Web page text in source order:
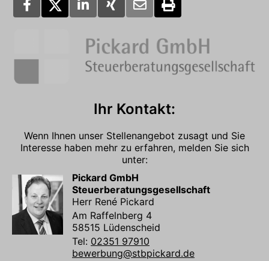
Ihr Kontakt:
Wenn Ihnen unser Stellenangebot zusagt und Sie
Interesse haben mehr zu erfahren, melden Sie sich
unter:
Pickard GmbH
Steuerberatungsgesellschaft
Herr René Pickard
Am Raffelnberg 4
58515 Lüdenscheid
Tel: 02351 97910
bewerbung@stbpickard.de